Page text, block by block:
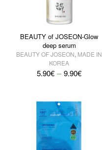
BEAUTY of JOSEON-Glow
deep serum
BEAUTY OF JOSEON, MADE IN
KOREA
5.90€ –9.90€